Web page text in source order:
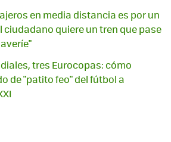
en media distancia es por un
ciudadano quiere un tren que pase
tres Eurocopas: cómo
de "patito feo" del fútbol a